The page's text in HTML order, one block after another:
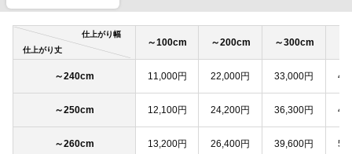
仕上がり幅
仕上がり丈
～100cm ～200cm ～300cm
～240cm 11,000円 22,000円 33,000円
～250cm 12,100円 24,200円 36,300円
～260cm 13,200円 26,400円 39,600円